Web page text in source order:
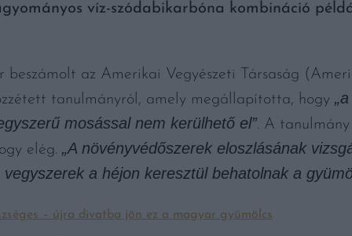
víz-szódabikarbóna kombináció
beszámolt az Amerikai Vegyészeti Társaság
tanulmányról, amely megállapította, hogy
mosással nem kerülhető el”. A tanulmány
elég. „A növényvédőszerek eloszlásának
a héjon keresztül behatolnak a
– újra divatba jön ez a magyar gyümölcs